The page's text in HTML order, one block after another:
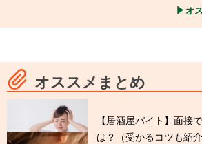
オ
オススメまとめ
【居酒屋バイト】面接
は？（受かるコツも紹介